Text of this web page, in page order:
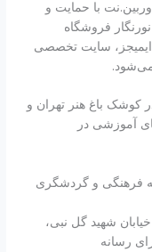
با حمایت و
فروشگاه
ایمیجز، سایت تخصصی
کوشک باغ هنر تهران و
آموزشی در
فرهنگی و گردشگری
شهید گل نبی،
رسانه